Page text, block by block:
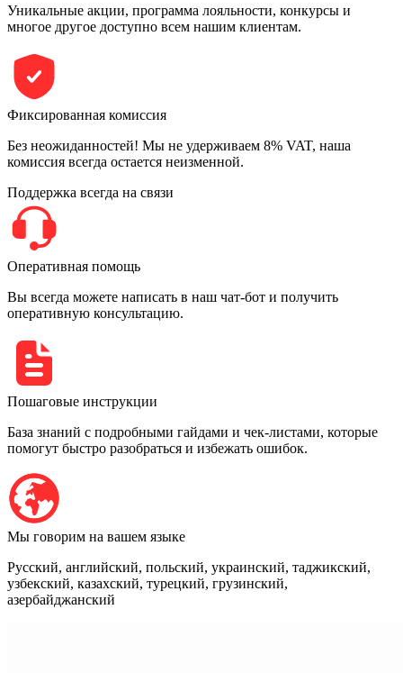
Уникальные акции, программа лояльности, конкурсы и
многое другое доступно всем нашим клиентам.
Фиксированная комиссия
Без неожиданностей! Мы не удерживаем 8% VAT, наша
комиссия всегда остается неизменной.
Поддержка всегда на связи
Оперативная помощь
Вы всегда можете написать в наш чат-бот и получить
оперативную консультацию.
Пошаговые инструкции
База знаний с подробными гайдами и чек-листами, которые
помогут быстро разобраться и избежать ошибок.
Мы говорим на вашем языке
Русский, английский, польский, украинский, таджикский,
узбекский, казахский, турецкий, грузинский,
азербайджанский